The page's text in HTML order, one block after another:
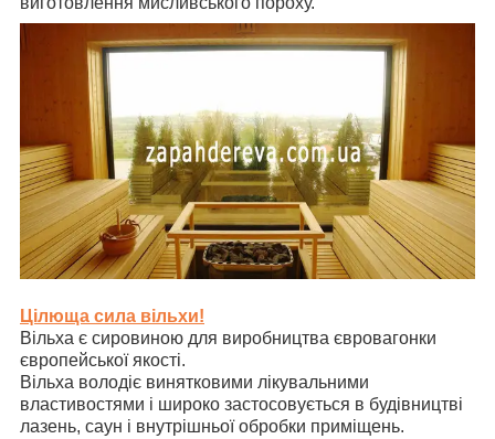
Цілюща сила вільхи!
Вільха є сировиною для виробництва євровагонки
європейської якості.
Вільха володіє винятковими лікувальними
властивостями і широко застосовується в будівництві
лазень, саун і внутрішньої обробки приміщень.